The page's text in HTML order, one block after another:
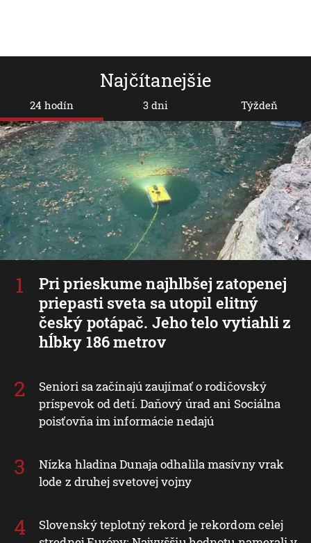
Najčítanejšie
24 hodín
Pri prieskume najhlbšej zatopenej
priepasti sveta sa utopil elitný
český potápač. Jeho telo vytiahli z
hĺbky 186 metrov
Seniori sa začínajú zaujímať o rodičovský
príspevok od detí. Daňový úrad ani Sociálna
poisťovňa im informácie nedajú
Nízka hladina Dunaja odhalila masívny vrak
lode z druhej svetovej vojny
Slovenský teplotný rekord je rekordom celej
3 dni Týždeň